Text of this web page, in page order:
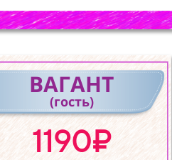
ВАГАНТ
(гость)
1190₽